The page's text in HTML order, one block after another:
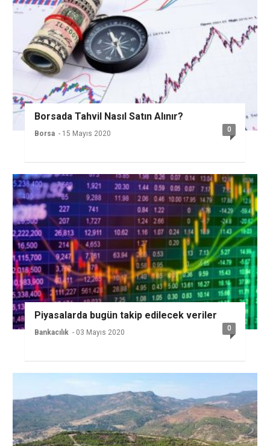
Borsada Tahvil Nasıl Satın Alınır?
Borsa - 15 Mayıs 2020 0
Piyasalarda bugün takip edilecek veriler
Bankacılık - 03 Mayıs 2020 0